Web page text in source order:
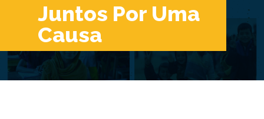
Juntos Por Uma
Causa